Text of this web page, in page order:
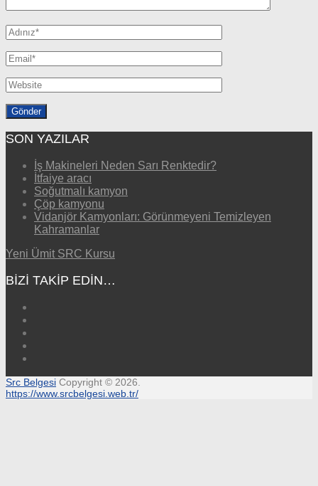
SON YAZILAR
İş Makineleri Neden Sarı Renktedir?
İtfaiye aracı
Soğutmalı kamyon
Çöp kamyonu
Vidanjör Kamyonları: Görünmeyeni Temizleyen
Kahramanlar
Yeni Ümit SRC Kursu
BIZI TAKIP EDIN…
Src Belgesi Copyright © 2026.
https://www.srcbelgesi.web.tr/